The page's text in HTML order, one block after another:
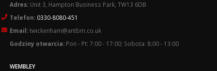
Adres: Unit 3, Hampton Business Park, TW13 6DB
Telefon: 0330-8080-451
Email:twickenham@antbm.co.uk
Godziny otwarcia: Pon - Pt: 7:00 - 17:00; Sobota: 8:00 - 13:00
WEMBLEY